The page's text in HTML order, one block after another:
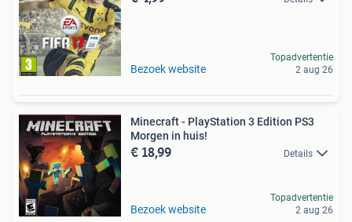
Bezoek website
Topadvertentie
2 aug 26
Minecraft - PlayStation 3 Edition PS3
Morgen in huis!
€ 18,99 Details
Bezoek website
Topadvertentie
2 aug 26